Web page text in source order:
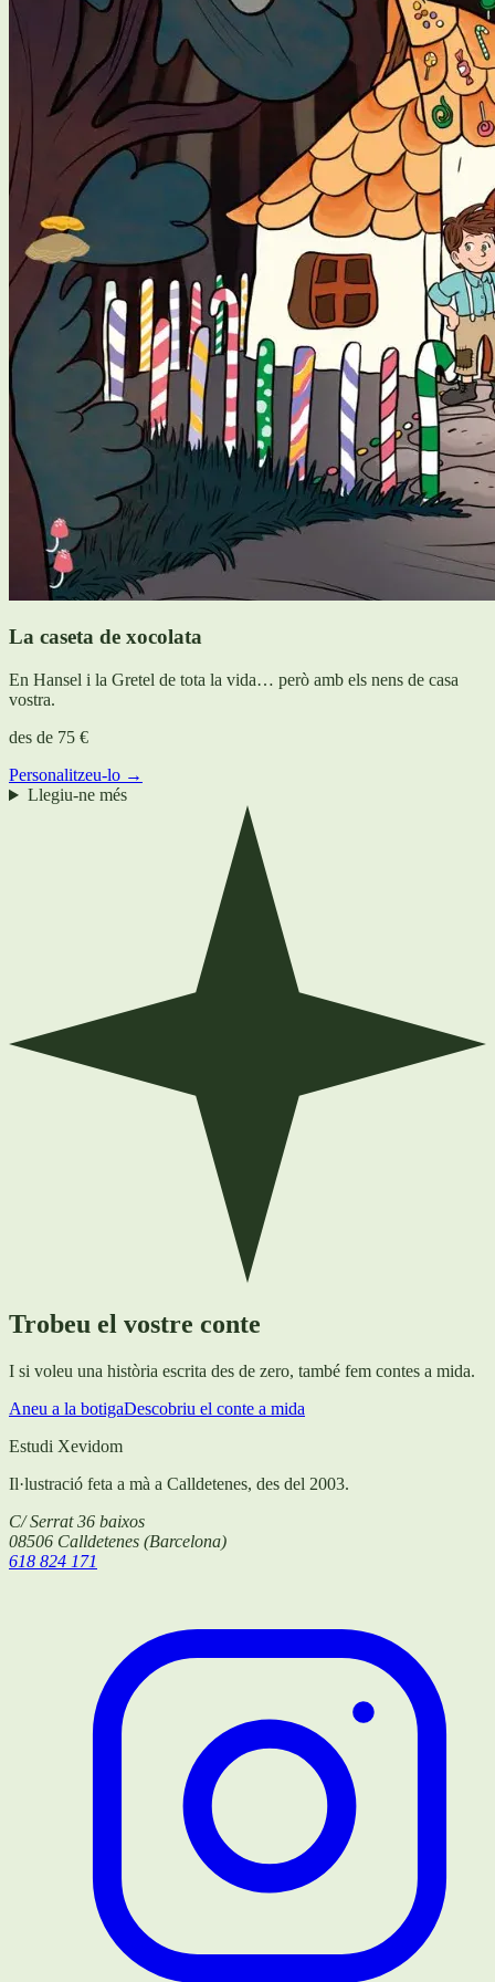
La caseta de xocolata
En Hansel i la Gretel de tota la vida… però amb els nens de casa
vostra.
des de 75 €
Personalitzeu-lo →
Llegiu-ne més
Trobeu el vostre conte
I si voleu una història escrita des de zero, també fem contes a mida.
Aneu a la botigaDescobriu el conte a mida
Estudi Xevidom
Il·lustració feta a mà a Calldetenes, des del 2003.
C/ Serrat 36 baixos
08506 Calldetenes (Barcelona)
618 824 171